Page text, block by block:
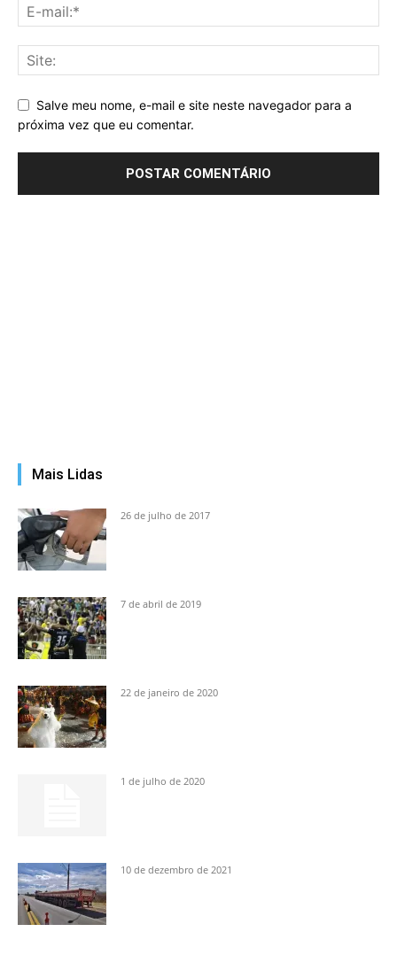
Salve meu nome, e-mail e site neste navegador para a
próxima vez que eu comentar.
Mais Lidas
26 de julho de 2017
7 de abril de 2019
22 de janeiro de 2020
1 de julho de 2020
10 de dezembro de 2021